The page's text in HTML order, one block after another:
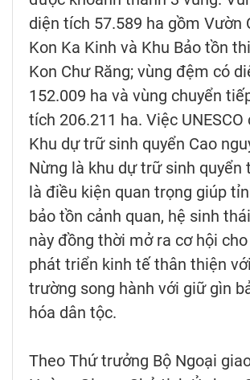
diện tích 57.589 ha gồm Vườn
Kon Ka Kinh và Khu Bảo tồn
Kon Chư Răng; vùng đệm có
152.009 ha và vùng chuyển
tích 206.211 ha. Việc UNESCO
Khu dự trữ sinh quyển Cao
Nừng là khu dự trữ sinh quyển
là điều kiện quan trọng giúp
bảo tồn cảnh quan, hệ sinh
này đồng thời mở ra cơ hội
phát triển kinh tế thân thiện
trường song hành với giữ gìn
hóa dân tộc.
Theo Thứ trưởng Bộ Ngoại